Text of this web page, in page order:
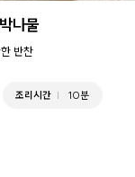
나물
반찬
조리시간 10분